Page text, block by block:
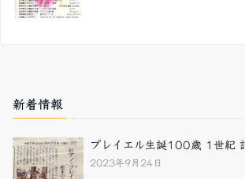
新着情報
プレイエル生誕100歳 1世紀
2023年9月24日